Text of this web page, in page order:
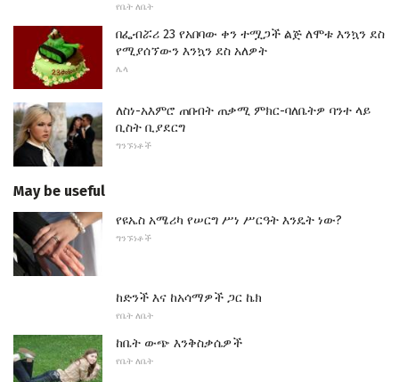
የቤት ለቤት
በፌብሯሪ 23 የአበባው ቀን ተሟጋች ልጅ ለሞቱ እንኳን ደስ
የሚያሰኘውን እንኳን ደስ አለዎት
ሌላ
ለስነ-አእምሮ ጠበብት ጠቃሚ ምክር-ባለቤትዎ ባንተ ላይ
ቢስት ቢያደርግ
ግንኙነቶች
May be useful
የዩኤስ አሜሪካ የሠርግ ሥነ ሥርዓት እንዴት ነው?
ግንኙነቶች
ከድንች እና ከአሳማዎች ጋር ኬክ
የቤት ለቤት
ከቤት ውጭ እንቅስቃሴዎች
የቤት ለቤት